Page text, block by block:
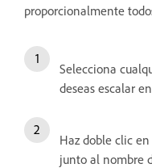
proporcionalmente
Selecciona
deseas escalar
Haz doble clic
junto al nombre